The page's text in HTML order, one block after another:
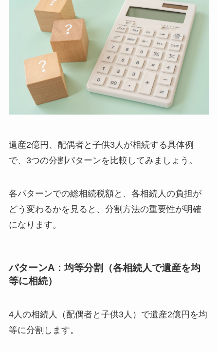
遺産2億円、配偶者と子供3人が相続する具体例
で、3つの分割パターンを比較してみましょう。
各パターンでの総相続税額と、各相続人の負担が
どう変わるかを見ると、分割方法の重要性が明確
になります。
パターンA：均等分割（各相続人で遺産を均
等に相続）
4人の相続人（配偶者と子供3人）で遺産2億円を均
等に分割します。